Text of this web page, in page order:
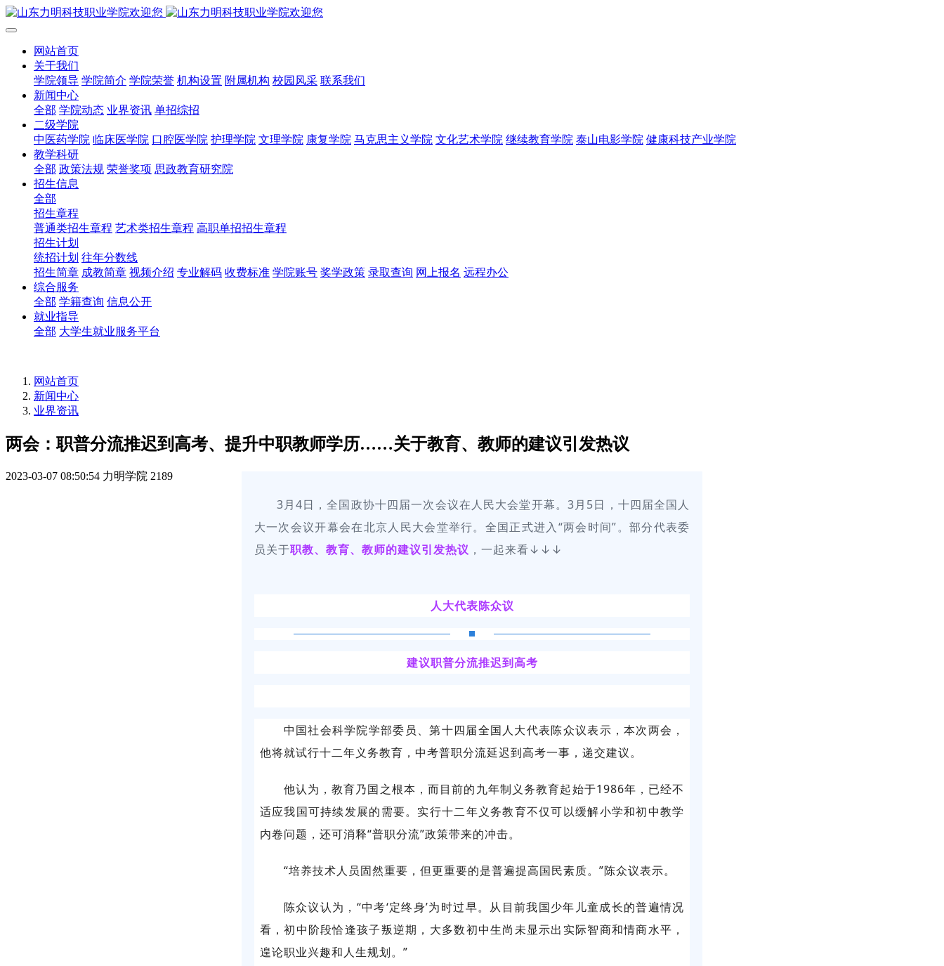
网站首页
关于我们
学院领导 学院简介 学院荣誉 机构设置 附属机构 校园风采 联系我们
新闻中心
全部 学院动态 业界资讯 单招综招
二级学院
中医药学院 临床医学院 口腔医学院 护理学院 文理学院 康复学院 马克思主义学院 文化艺术学院 继续教育学院 泰山电影学院 健康科技产业学院
教学科研
全部 政策法规 荣誉奖项 思政教育研究院
招生信息
全部
招生章程
普通类招生章程 艺术类招生章程 高职单招招生章程
招生计划
统招计划 往年分数线
招生简章 成教简章 视频介绍 专业解码 收费标准 学院账号 奖学政策 录取查询 网上报名 远程办公
综合服务
全部 学籍查询 信息公开
就业指导
全部 大学生就业服务平台
网站首页
新闻中心
业界资讯
两会：职普分流推迟到高考、提升中职教师学历……关于教育、教师的建议引发热议
2023-03-07 08:50:54 力明学院 2189
3月4日，全国政协十四届一次会议在人民大会堂开幕。3月5日，十四届全国人
大一次会议开幕会在北京人民大会堂举行。全国正式进入“两会时间”。部分代表委
员关于职教、教育、教师的建议引发热议 ，一起来看↓↓↓
人大代表陈众议
建议职普分流推迟到高考
中国社会科学院学部委员、第十四届全国人大代表陈众议表示，本次两会，
他将就试行十二年义务教育，中考普职分流延迟到高考一事，递交建议。
他认为，教育乃国之根本，而目前的九年制义务教育起始于1986年，已经不
适应我国可持续发展的需要。实行十二年义务教育不仅可以缓解小学和初中教学
内卷问题，还可消释“普职分流”政策带来的冲击。
“培养技术人员固然重要，但更重要的是普遍提高国民素质。”陈众议表示。
陈众议认为，“中考‘定终身’为时过早。从目前我国少年儿童成长的普遍情况
看，初中阶段恰逢孩子叛逆期，大多数初中生尚未显示出实际智商和情商水平，
遑论职业兴趣和人生规划。”